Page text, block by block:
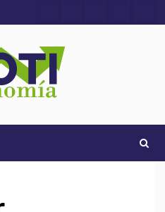
Noti-
economía